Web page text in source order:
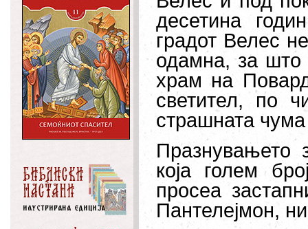
десетина
градот Велес
одамна, за што
храм на
светител, по
страшната чума
Празнувањето
која голем
просеа
Пантелејмон,